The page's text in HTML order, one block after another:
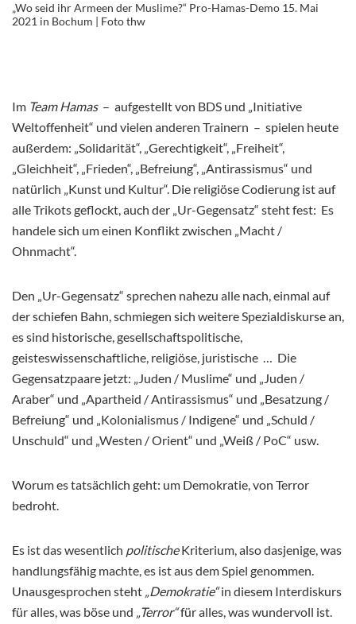
„Wo seid ihr Armeen der Muslime?“ Pro-Hamas-Demo 15. Mai
2021 in Bochum | Foto thw
Im Team Hamas – aufgestellt von BDS und „Initiative
Weltoffenheit“ und vielen anderen Trainern – spielen heute
außerdem: „Solidarität“, „Gerechtigkeit“, „Freiheit“,
„Gleichheit“, „Frieden“, „Befreiung“, „Antirassismus“ und
natürlich „Kunst und Kultur“. Die religiöse Codierung ist auf
alle Trikots geflockt, auch der „Ur-Gegensatz“ steht fest: Es
handele sich um einen Konflikt zwischen „Macht /
Ohnmacht“.
Den „Ur-Gegensatz“ sprechen nahezu alle nach, einmal auf
der schiefen Bahn, schmiegen sich weitere Spezialdiskurse an,
es sind historische, gesellschaftspolitische,
geisteswissenschaftliche, religiöse, juristische … Die
Gegensatzpaare jetzt: „Juden / Muslime“ und „Juden /
Araber“ und „Apartheid / Antirassismus“ und „Besatzung /
Befreiung“ und „Kolonialismus / Indigene“ und „Schuld /
Unschuld“ und „Westen / Orient“ und „Weiß / PoC“ usw.
Worum es tatsächlich geht: um Demokratie, von Terror
bedroht.
Es ist das wesentlich politischeKriterium, also dasjenige, was
handlungsfähig machte, es ist aus dem Spiel genommen.
Unausgesprochen steht „Demokratie“in diesem Interdiskurs
für alles, was böse und „Terror“für alles, was wundervoll ist.